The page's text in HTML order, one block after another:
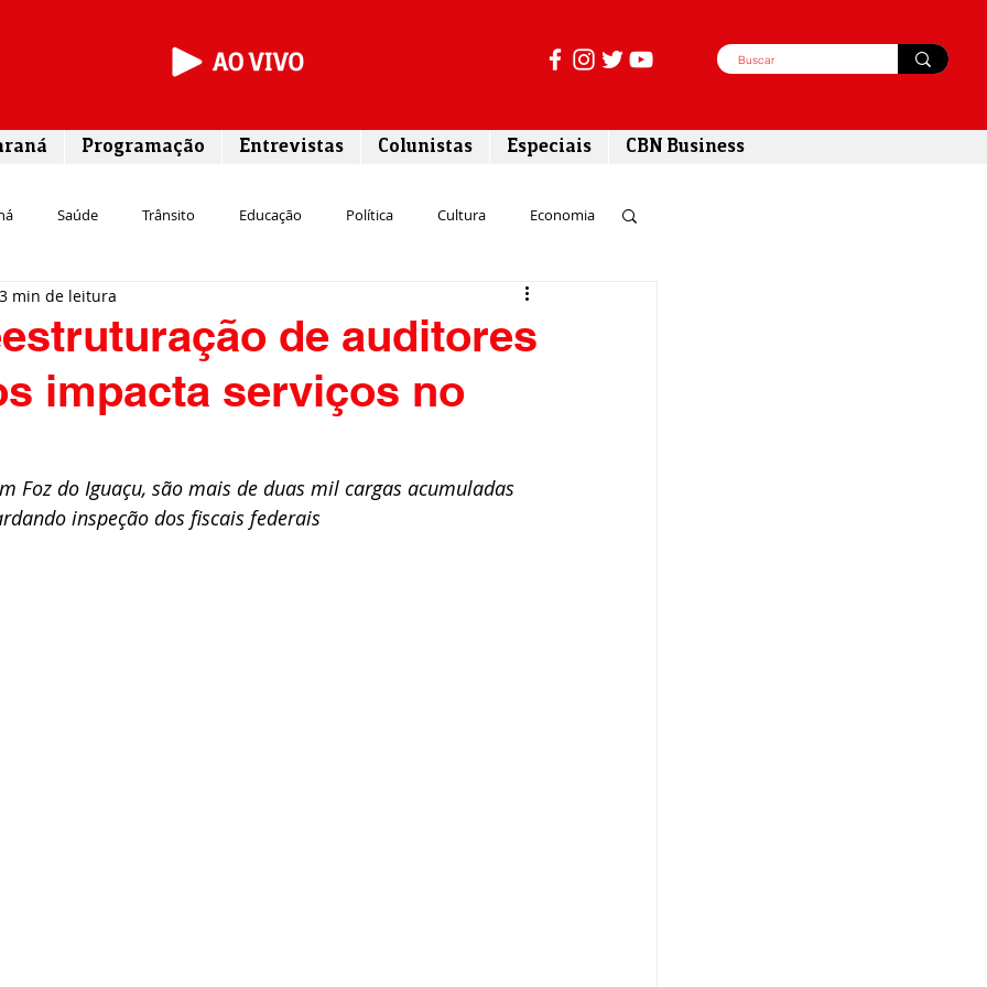
Programação Entrevistas Colunistas Especiais CBN Business
Saúde Trânsito Educação Política Cultura Economia
Segurança
ambiente Comunicação Empreendedorismo Sustentabilidade
Assistência Social
de auditores
impacta serviços no
3 min de leitura
Foz do Iguaçu, são mais de duas mil cargas acumuladas
inspeção dos fiscais federais